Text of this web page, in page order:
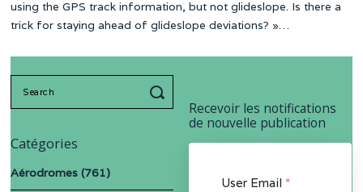
using the GPS track information, but not glideslope. Is there a
trick for staying ahead of glideslope deviations? »…
Recevoir les notifications
de nouvelle publication
User Email *
Catégories
Aérodromes (761)